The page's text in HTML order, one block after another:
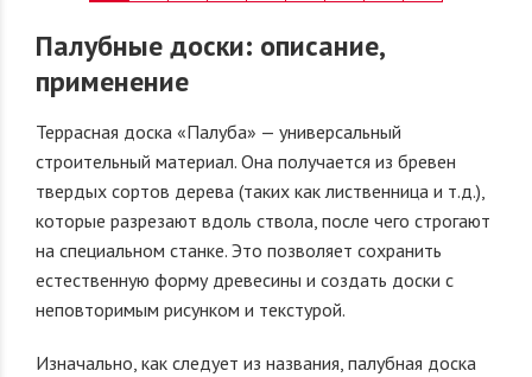
Палубные доски: описание,
применение
Террасная доска «Палуба» — универсальный
строительный материал. Она получается из бревен
твердых сортов дерева (таких как лиственница и т.д.),
которые разрезают вдоль ствола, после чего строгают
на специальном станке. Это позволяет сохранить
естественную форму древесины и создать доски с
неповторимым рисунком и текстурой.
Изначально, как следует из названия, палубная доска